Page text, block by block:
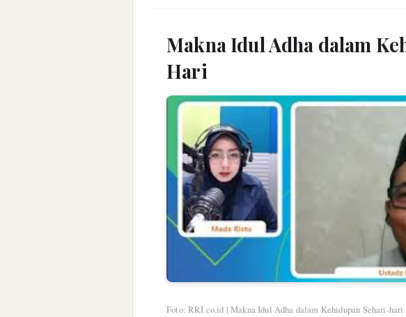
Makna Idul Adha dalam
Hari
Foto: RRI.co.id | Makna Idul Adha dalam Kehidupan Sehari-hari